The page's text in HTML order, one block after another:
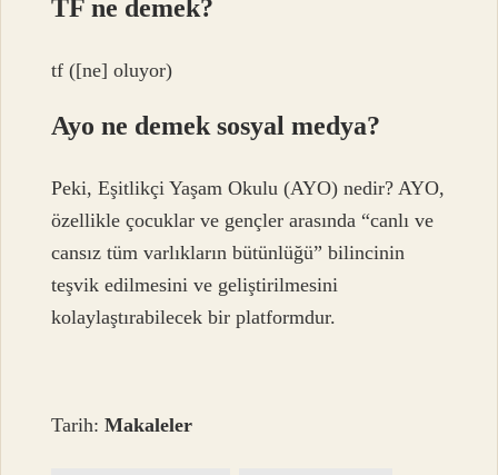
TF ne demek?
tf ([ne] oluyor)
Ayo ne demek sosyal medya?
Peki, Eşitlikçi Yaşam Okulu (AYO) nedir? AYO,
özellikle çocuklar ve gençler arasında “canlı ve
cansız tüm varlıkların bütünlüğü” bilincinin
teşvik edilmesini ve geliştirilmesini
kolaylaştırabilecek bir platformdur.
Tarih:Makaleler